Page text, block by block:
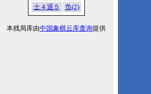
士４退５
负(2)
本残局库由中国象棋云库查询提供